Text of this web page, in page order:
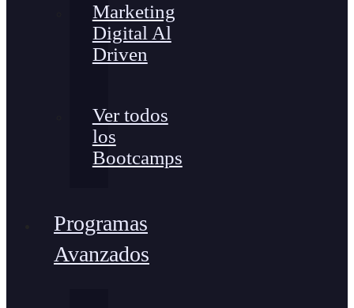
Marketing
Digital Al
Driven
Ver todos
los
Bootcamps
Programas
Avanzados